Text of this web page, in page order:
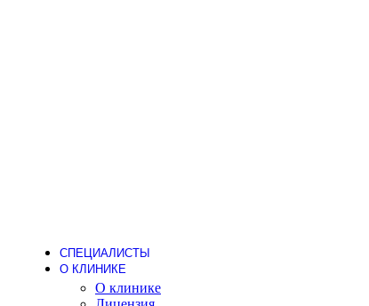
СПЕЦИАЛИСТЫ
О КЛИНИКЕ
О клинике